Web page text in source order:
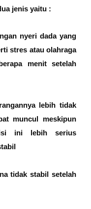
jenis yaitu :
nyeri dada yang
stres atau olahraga
menit setelah
lebih tidak
muncul meskipun
ini lebih serius
tidak stabil setelah